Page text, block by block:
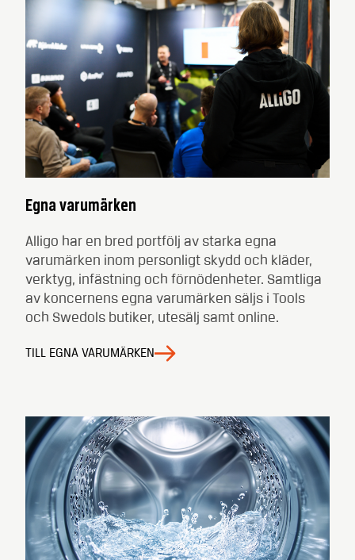
Egna varumärken
Alligo har en bred portfölj av starka egna
varumärken inom personligt skydd och kläder,
verktyg, infästning och förnödenheter. Samtliga
av koncernens egna varumärken säljs i Tools
och Swedols butiker, utesälj samt online.
TILL EGNA VARUMÄRKEN